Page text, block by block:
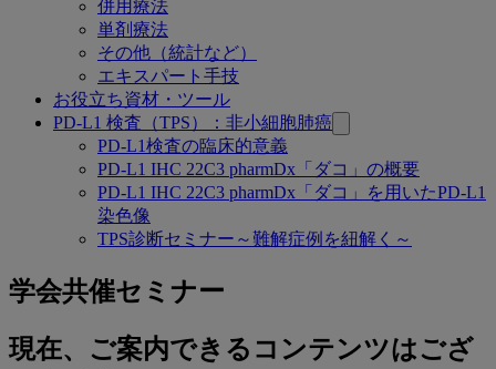
併用療法
単剤療法
その他（統計など）
エキスパート手技
お役立ち資材・ツール
PD-L1 検査（TPS）：非小細胞肺癌
PD-L1検査の臨床的意義
PD-L1 IHC 22C3 pharmDx「ダコ」の概要
PD-L1 IHC 22C3 pharmDx「ダコ」を用いたPD-L1
染色像
TPS診断セミナー～難解症例を紐解く～
学会共催セミナー
現在、ご案内できるコンテンツはござ